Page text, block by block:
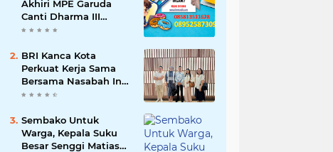
Akhiri MPE Garuda
Canti Dharma III
Tahun 2026
BRI Kanca Kota
Perkuat Kerja Sama
Bersama Nasabah Inti,
Dorong Pertumbuhan
Sembako Untuk
Warga, Kepala Suku
Besar Senggi Matias